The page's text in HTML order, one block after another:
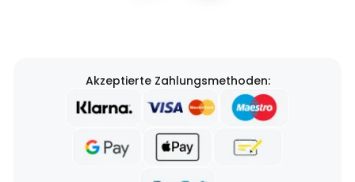
Akzeptierte Zahlungsmethoden: